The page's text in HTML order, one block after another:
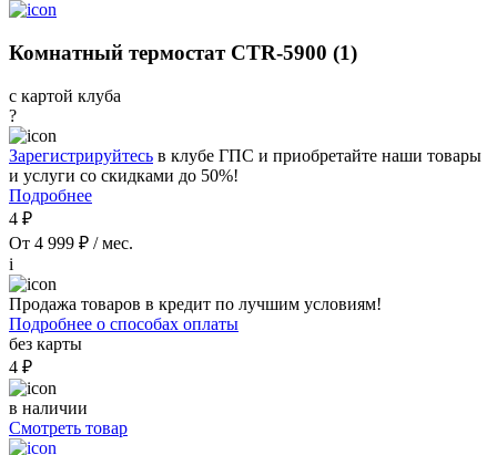
Комнатный термостат CTR-5900 (1)
с картой клуба
?
Зарегистрируйтесь в клубе ГПС и приобретайте наши товары
и услуги со скидками до 50%!
Подробнее
4 ₽
От 4 999 ₽ / мес.
i
Продажа товаров в кредит по лучшим условиям!
Подробнее о способах оплаты
без карты
4 ₽
в наличии
Смотреть товар